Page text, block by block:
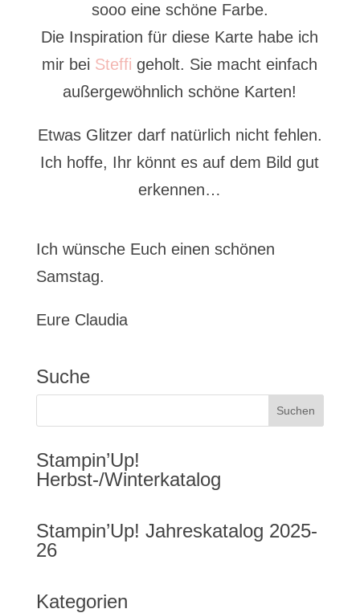
sooo eine schöne Farbe.
Die Inspiration für diese Karte habe ich
mir bei Steffi geholt. Sie macht einfach
außergewöhnlich schöne Karten!
Etwas Glitzer darf natürlich nicht fehlen.
Ich hoffe, Ihr könnt es auf dem Bild gut
erkennen…
Ich wünsche Euch einen schönen
Samstag.
Eure Claudia
Suche
Stampin’Up!
Herbst-/Winterkatalog
Stampin’Up! Jahreskatalog 2025-
26
Kategorien